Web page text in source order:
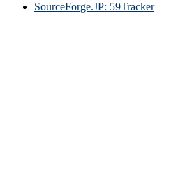
SourceForge.JP: 59Tracker